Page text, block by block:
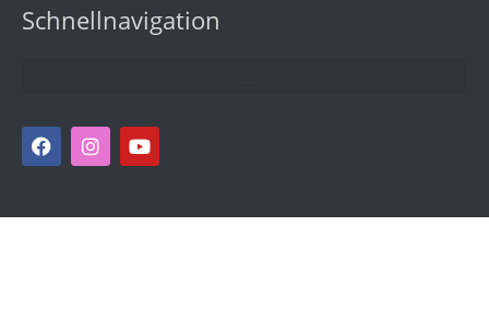
Schnellnavigation